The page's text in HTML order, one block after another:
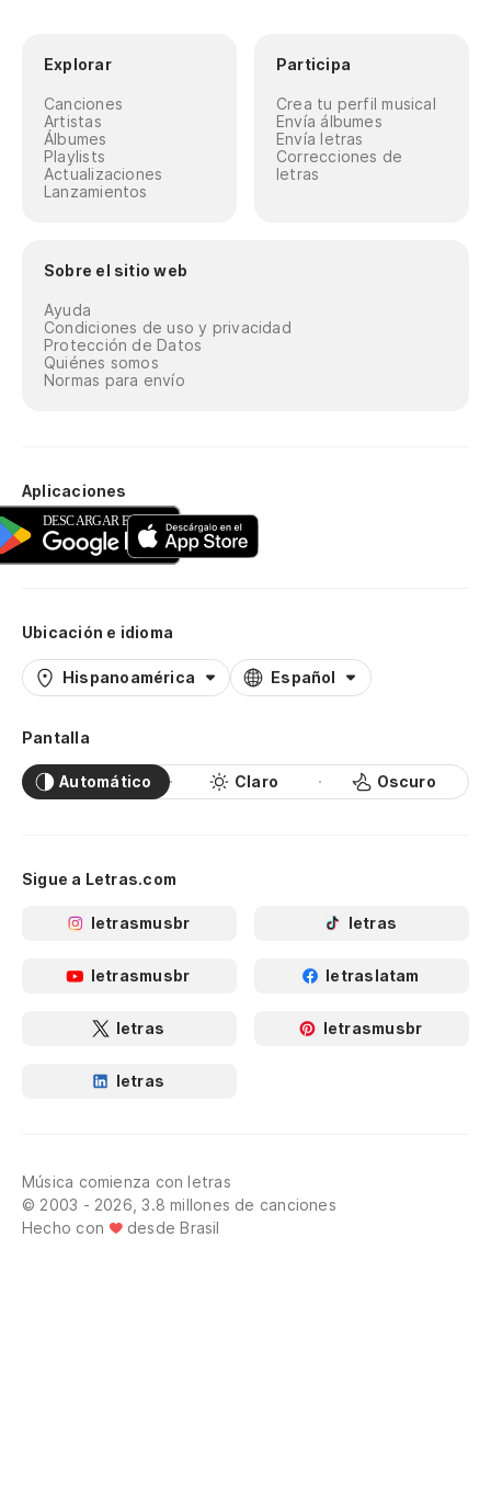
Explorar
Canciones
Artistas
Álbumes
Playlists
Actualizaciones
Lanzamientos
Participa
Crea tu perfil musical
Envía álbumes
Envía letras
Correcciones de
letras
Sobre el sitio web
Ayuda
Condiciones de uso y privacidad
Protección de Datos
Quiénes somos
Normas para envío
Aplicaciones
Ubicación e idioma
Hispanoamérica Español
Pantalla
Automático Claro Oscuro
Sigue a Letras.com
letrasmusbr letras
letrasmusbr letraslatam
letras letrasmusbr
letras
Música comienza con letras
© 2003 - 2026, 3.8 millones de canciones
Hecho con
desde Brasil